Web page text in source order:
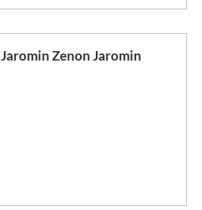
Jaromin Zenon Jaromin